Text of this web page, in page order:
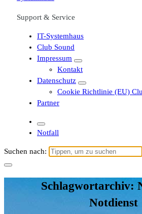
Support & Service
IT-Systemhaus
Club Sound
Impressum
Kontakt
Datenschutz
Cookie Richtlinie (EU)
Partner
Notfall
Suchen nach:
Schlagwortarchiv:
Notdienst